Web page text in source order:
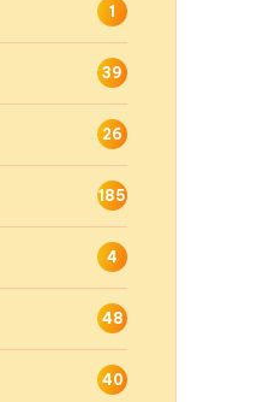
1
39
26
185
4
48
40